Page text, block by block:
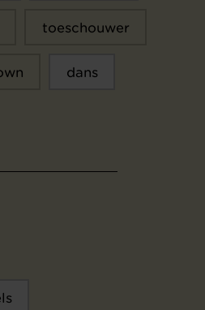
toeschouwer
dans